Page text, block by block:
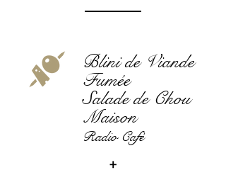
Blini de Viande
Fumée
Salade de Chou
Maison
Radio Café
+